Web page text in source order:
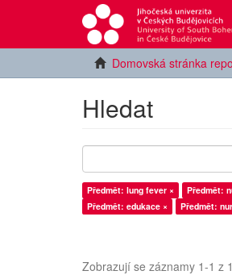
Domovská stránka
Hledat
Předmět: lung fever × Předmět:
Předmět: edukace ×
Předmět:
Zobrazují se záznamy 1-1 z 1